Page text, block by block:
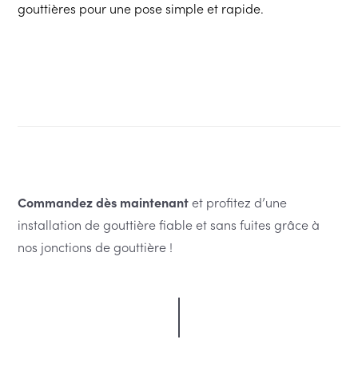
gouttières pour une pose simple et rapide.
Commandez dès maintenantet profitez d’une
installation de gouttière fiable et sans fuites grâce à
nos jonctions de gouttière !